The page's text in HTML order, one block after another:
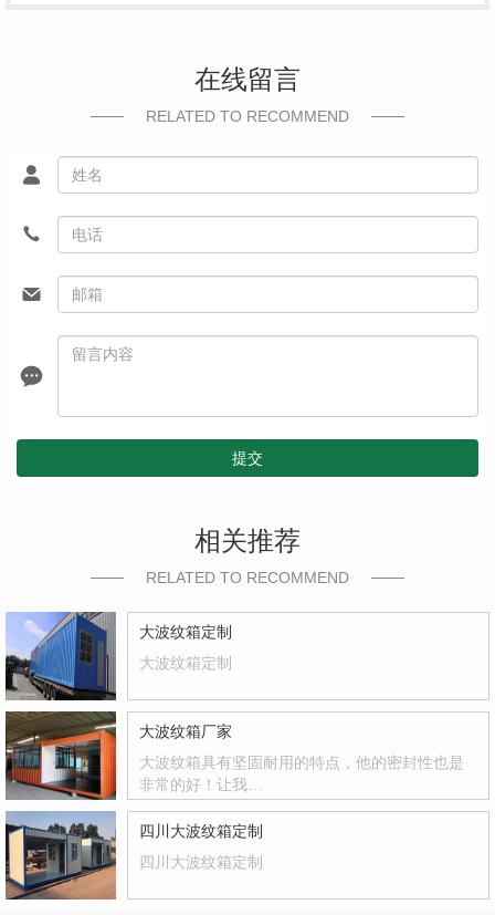
在线留言
RELATED TO RECOMMEND
提交
相关推荐
RELATED TO RECOMMEND
大波纹箱定制
大波纹箱定制
大波纹箱厂家
大波纹箱具有坚固耐用的特点，他的密封性也是
非常的好！让我…
四川大波纹箱定制
四川大波纹箱定制